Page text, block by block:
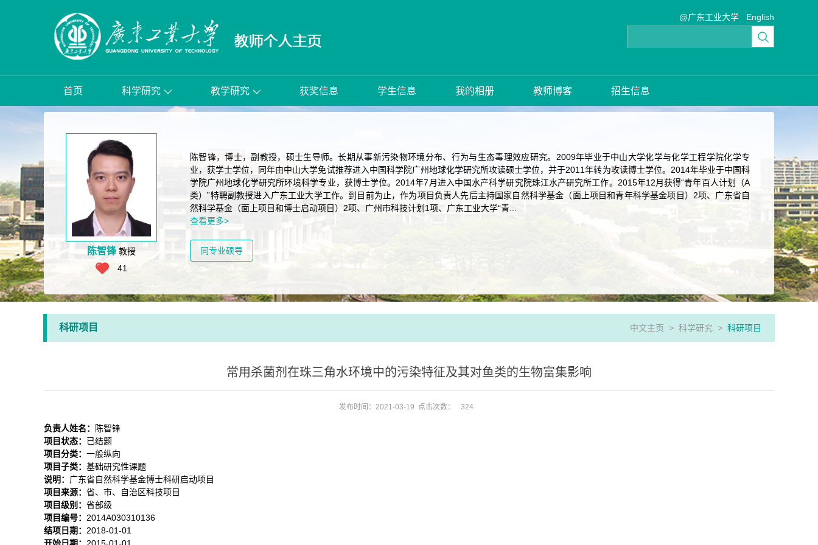
@广东工业大学 English
首页 科学研究 教学研究 获奖信息 学生信息 我的相册 教师博客 招生信息
陈智锋 教授
41
陈智锋，博士，副教授，硕士生导师。长期从事新污染物环境分布、行为与生态毒理效应研究。2009年毕业于中山大学化学与化学工程学院化学专
业，获学士学位，同年由中山大学免试推荐进入中国科学院广州地球化学研究所攻读硕士学位，并于2011年转为攻读博士学位。2014年毕业于中国科
学院广州地球化学研究所环境科学专业，获博士学位。2014年7月进入中国水产科学研究院珠江水产研究所工作。2015年12月获得“青年百人计划（A
类）”特聘副教授进入广东工业大学工作。到目前为止，作为项目负责人先后主持国家自然科学基金（面上项目和青年科学基金项目）2项、广东省自
然科学基金（面上项目和博士启动项目）2项、广州市科技计划1项、广东工业大学“青...
查看更多>
同专业硕导
科研项目 中文主页 > 科学研究 > 科研项目
常用杀菌剂在珠三角水环境中的污染特征及其对鱼类的生物富集影响
发布时间：2021-03-19 点击次数： 324
负责人姓名：
陈智锋
项目状态： 已结题
项目分类： 一般纵向
项目子类： 基础研究性课题
说明： 广东省自然科学基金博士科研启动项目
项目来源： 省、市、自治区科技项目
项目级别： 省部级
项目编号： 2014A030310136
结项日期： 2018-01-01